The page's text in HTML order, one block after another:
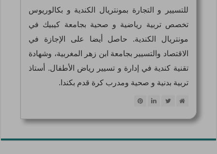
للتسيير و التجارة بمونتريال الكندية و بكالوريوس
تخصص تربية رياضية و صحية بجامعة كيبيك في
مونتريال الكندية. حاصل أيضا على الإجازة في
الاقتصاد والتسيير بجامعة ابن زهر المغربية، وشهادة
تقنية كندية في إدارة و تسيير رياض الأطفال. أستاذ
تربية بدنية و صحية ومدرب كرة قدم بكندا.